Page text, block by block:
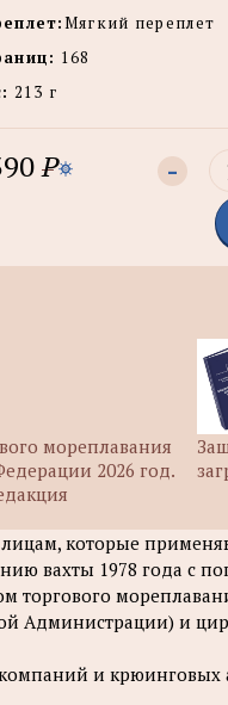
Мягкий переплет
168
213 г
P -
мореплавания
2026 год.
которые
вахты 1978 года с
торгового
Администрации) и
и крюинговых